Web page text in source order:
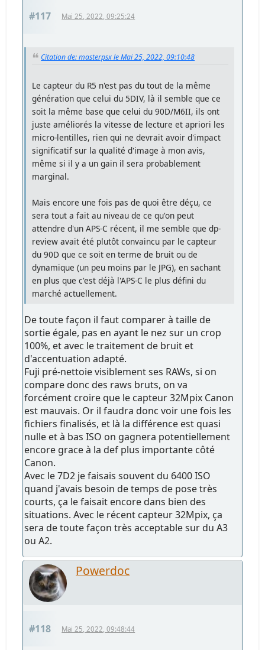
#117 Mai 25, 2022, 09:25:24
Citation de: masterpsx le Mai 25, 2022, 09:10:48
Le capteur du R5 n'est pas du tout de la même
génération que celui du 5DIV, là il semble que ce
soit la même base que celui du 90D/M6II, ils ont
juste améliorés la vitesse de lecture et apriori les
micro-lentilles, rien qui ne devrait avoir d'impact
significatif sur la qualité d'image à mon avis,
même si il y a un gain il sera probablement
marginal.
Mais encore une fois pas de quoi être déçu, ce
sera tout a fait au niveau de ce qu'on peut
attendre d'un APS-C récent, il me semble que dp-
review avait été plutôt convaincu par le capteur
du 90D que ce soit en terme de bruit ou de
dynamique (un peu moins par le JPG), en sachant
en plus que c'est déjà l'APS-C le plus défini du
marché actuellement.
De toute façon il faut comparer à taille de
sortie égale, pas en ayant le nez sur un crop
100%, et avec le traitement de bruit et
d'accentuation adapté.
Fuji pré-nettoie visiblement ses RAWs, si on
compare donc des raws bruts, on va
forcément croire que le capteur 32Mpix Canon
est mauvais. Or il faudra donc voir une fois les
fichiers finalisés, et là la différence est quasi
nulle et à bas ISO on gagnera potentiellement
encore grace à la def plus importante côté
Canon.
Avec le 7D2 je faisais souvent du 6400 ISO
quand j'avais besoin de temps de pose très
courts, ça le faisait encore dans bien des
situations. Avec le récent capteur 32Mpix, ça
sera de toute façon très acceptable sur du A3
ou A2.
Powerdoc
#118 Mai 25, 2022, 09:48:44